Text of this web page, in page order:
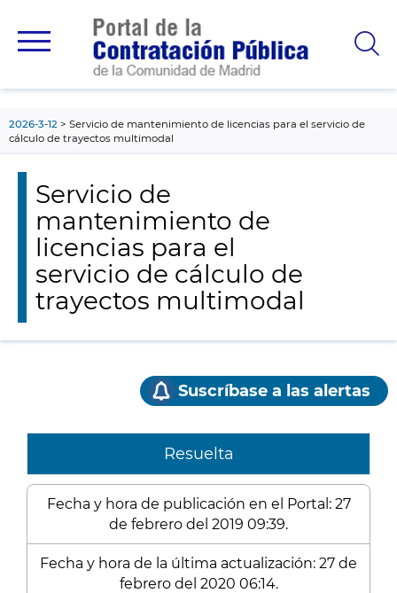
principal
2026-3-12
Servicio de mantenimiento de licencias para el servicio de
cálculo de trayectos multimodal
Servicio de
mantenimiento de
licencias para el
servicio de cálculo de
trayectos multimodal
Suscríbase a las alertas
Resuelta
Fecha y hora de publicación en el Portal: 27
de febrero del 2019 09:39.
Fecha y hora de la última actualización: 27 de
febrero del 2020 06:14.